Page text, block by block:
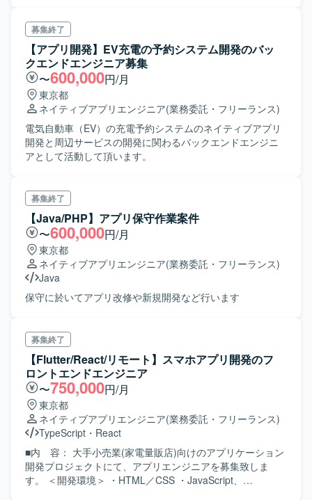
募集終了
【アプリ開発】EV充電の予約システム開発のバッ
クエンドエンジニア募集
〜600,000円/月
東京都
ネイティブアプリエンジニア(業務委託・フリーランス)
電気自動車（EV）の充電予約システムのネイティブアプリ
開発と周辺サービスの開発に関わるバックエンドエンジニ
アとして活動して頂います。
募集終了
【Java/PHP】アプリ保守作業案件
〜600,000円/月
東京都
ネイティブアプリエンジニア(業務委託・フリーランス)
Java
保守に於いてアプリ改修や新規開発など行います
募集終了
【Flutter/React/リモート】スマホアプリ開発のフ
ロントエンドエンジニア
〜750,000円/月
東京都
ネイティブアプリエンジニア(業務委託・フリーランス)
TypeScript ・ React
■内 容： 大手小売業(家電量販店)向けのアプリケーション
開発プロジェクトにて、アプリエンジニアを募集致しま
す。 ＜開発環境＞ ・HTML／CSS ・JavaScript、